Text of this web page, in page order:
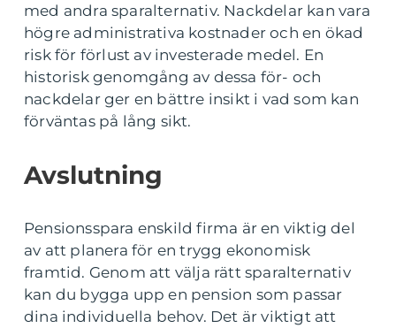
med andra sparalternativ. Nackdelar kan vara
högre administrativa kostnader och en ökad
risk för förlust av investerade medel. En
historisk genomgång av dessa för- och
nackdelar ger en bättre insikt i vad som kan
förväntas på lång sikt.
Avslutning
Pensionsspara enskild firma är en viktig del
av att planera för en trygg ekonomisk
framtid. Genom att välja rätt sparalternativ
kan du bygga upp en pension som passar
dina individuella behov. Det är viktigt att